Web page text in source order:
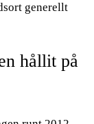
generellt
hållit på